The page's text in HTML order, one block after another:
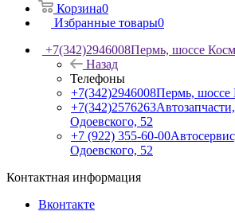
Корзина0
Избранные товары0
+7(342)2946008Пермь, шоссе
Назад
Телефоны
+7(342)2946008Пермь, шоссе
+7(342)2576263
Одоевского, 52
+7 (922) 355-60-00
Одоевского, 52
Контактная информация
Вконтакте